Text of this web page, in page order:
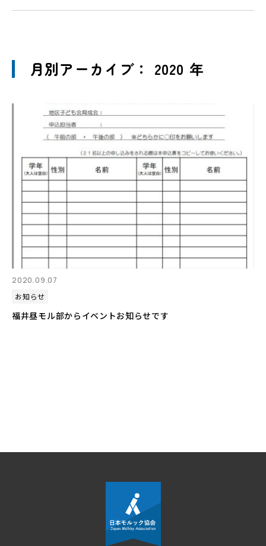
月別アーカイブ： 2020 年
2020.09.07
お知らせ
福井昼モル部からイベントお知らせです